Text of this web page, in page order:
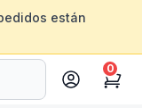
están
Cart
0